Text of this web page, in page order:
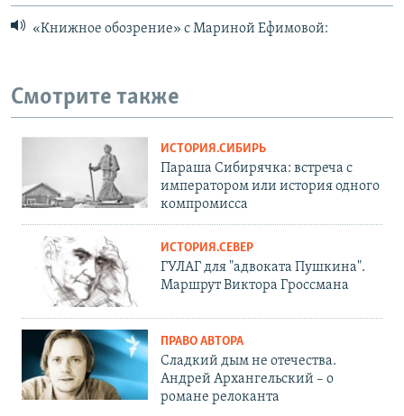
«Книжное обозрение» с Мариной Ефимовой:
Смотрите также
ИСТОРИЯ.СИБИРЬ
Параша Сибирячка: встреча с
императором или история одного
компромисса
ИСТОРИЯ.СЕВЕР
ГУЛАГ для "адвоката Пушкина".
Маршрут Виктора Гроссмана
ПРАВО АВТОРА
Сладкий дым не отечества.
Андрей Архангельский – о
романе релоканта